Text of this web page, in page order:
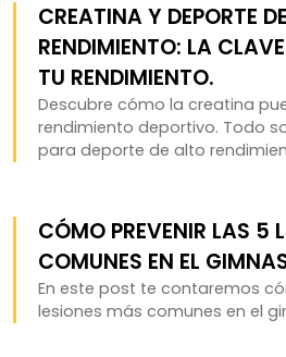
CREATINA Y DEPORTE
RENDIMIENTO: LA
TU RENDIMIENTO.
Descubre cómo la creatina
rendimiento deportivo. Todo
para deporte de alto
CÓMO PREVENIR LAS 5
COMUNES EN EL
En este post te contaremos
lesiones más comunes en el